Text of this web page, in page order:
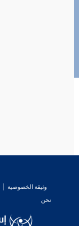
وثيقة الخصوصية
نحن